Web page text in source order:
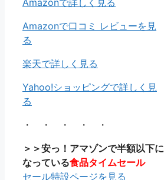
Amazonで詳しく見る
Amazonで口コミ レビューを見
る
楽天で詳しく見る
Yahoo!ショッピングで詳しく見
る
・ ・ ・ ・ ・
＞＞安っ！アマゾンで半額以下に
なっている食品タイムセール
セール特設ページを見る